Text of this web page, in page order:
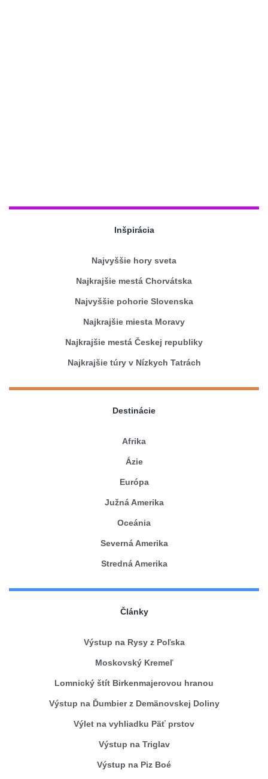
Inšpirácia
Najvyššie hory sveta
Najkrajšie mestá Chorvátska
Najvyššie pohorie Slovenska
Najkrajšie miesta Moravy
Najkrajšie mestá Českej republiky
Najkrajšie túry v Nízkych Tatrách
Destinácie
Afrika
Ázie
Európa
Južná Amerika
Oceánia
Severná Amerika
Stredná Amerika
Články
Výstup na Rysy z Poľska
Moskovský Kremeľ
Lomnický štít Birkenmajerovou hranou
Výstup na Ďumbier z Demänovskej Doliny
Výlet na vyhliadku Päť prstov
Výstup na Triglav
Výstup na Piz Boé